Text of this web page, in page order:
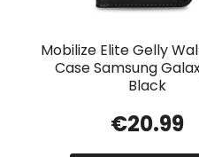
Mobilize Elite Gelly
Case Samsung
Black
€20.99